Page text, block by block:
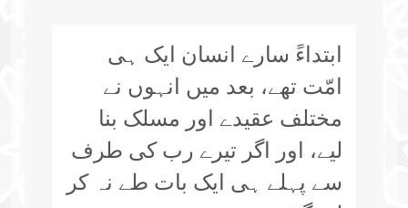
ابتداءً سارے انسان ایک ہی
امّت تھے، بعد میں انہوں نے
مختلف عقیدے اور مسلک بنا
لیے، اور اگر تیرے رب کی طرف
سے پہلے ہی ایک بات طے نہ کر